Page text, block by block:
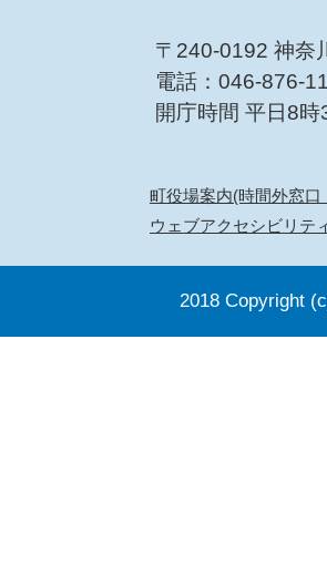
〒240-0192 神奈
電話：046-876-
開庁時間 平日8
町役場案内(時間外窓口
ウェブアクセシビリテ
2018 Copyright